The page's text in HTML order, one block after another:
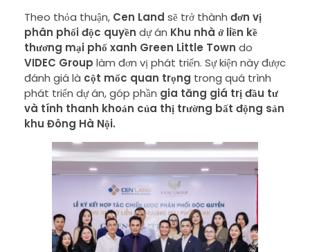
Theo thỏa thuận, Cen Land sẽ trở thành đơn vị
phân phối độc quyền dự án Khu nhà ở liền kề
thương mại phố xanh Green Little Town do
VIDEC Group làm đơn vị phát triển. Sự kiện này được
đánh giá là cột mốc quan trọng trong quá trình
phát triển dự án, góp phần gia tăng giá trị đầu tư
và tính thanh khoản của thị trường bất động sản
khu Đông Hà Nội.